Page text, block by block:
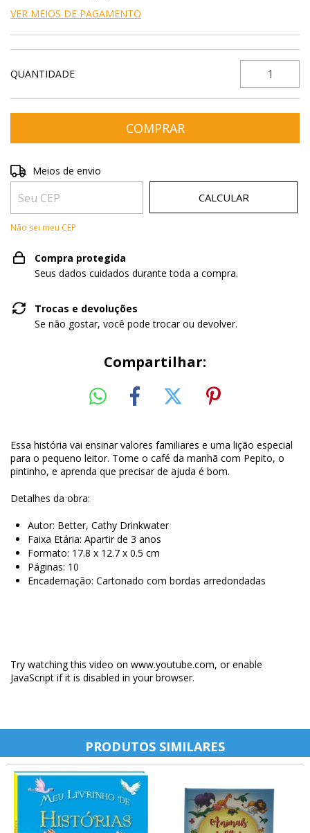
VER MEIOS DE PAGAMENTO
QUANTIDADE
Entregas para o CEP:
Meios de envio
CALCULAR
Não sei meu CEP
Compra protegida
Seus dados cuidados durante toda a compra.
Trocas e devoluções
Se não gostar, você pode trocar ou devolver.
Compartilhar:
Essa história vai ensinar valores familiares e uma lição especial
para o pequeno leitor. Tome o café da manhã com Pepito, o
pintinho, e aprenda que precisar de ajuda é bom.
Detalhes da obra:
Autor: Better, Cathy Drinkwater
Faixa Etária: Apartir de 3 anos
Formato: 17.8 x 12.7 x 0.5 cm
Páginas: 10
Encadernação: Cartonado com bordas arredondadas
Try watching this video on www.youtube.com, or enable
JavaScript if it is disabled in your browser.
PRODUTOS SIMILARES